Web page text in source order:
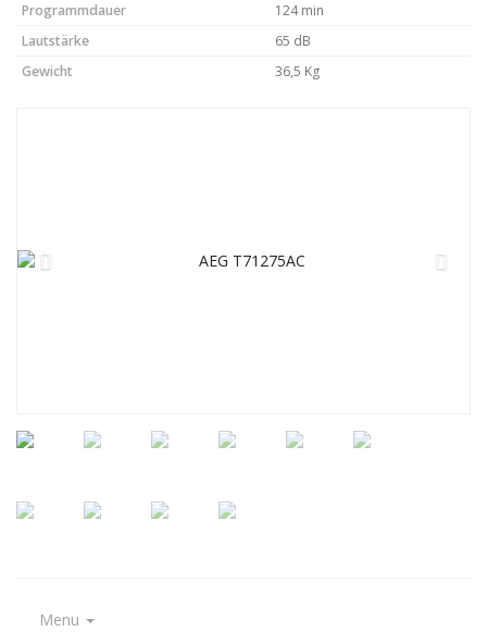
Programmdauer
124 min
Lautstärke
65 dB
Gewicht
36,5 Kg
Menu